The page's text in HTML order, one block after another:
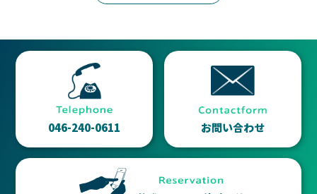
046-240-0611 お問い合わせ